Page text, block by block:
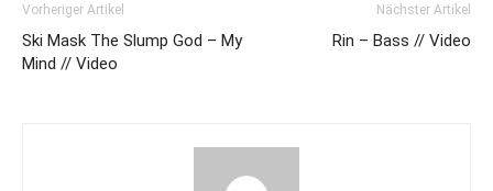
Vorheriger Artikel
Ski Mask The Slump God – My
Mind // Video
Nächster Artikel
Rin – Bass // Video